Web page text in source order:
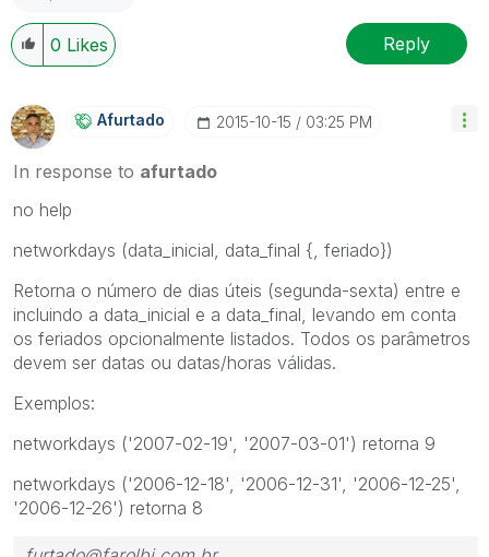
0 Likes Reply
Afurtado ‎2015-10-15 03:25 PM
In response to afurtado
no help
networkdays (data_inicial, data_final {, feriado})
Retorna o número de dias úteis (segunda-sexta) entre e
incluindo a data_inicial e a data_final, levando em conta
os feriados opcionalmente listados. Todos os parâmetros
devem ser datas ou datas/horas válidas.
Exemplos:
networkdays ('2007-02-19', '2007-03-01') retorna 9
networkdays ('2006-12-18', '2006-12-31', '2006-12-25',
'2006-12-26') retorna 8